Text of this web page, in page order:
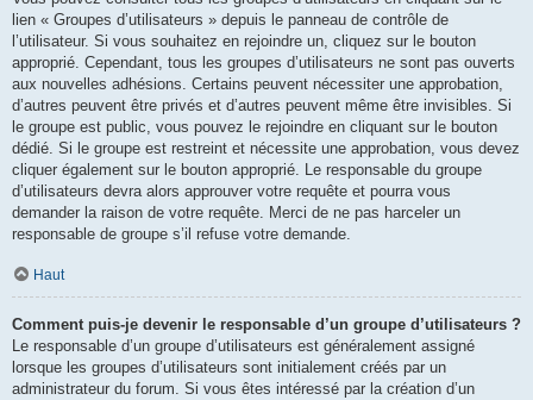
lien « Groupes d’utilisateurs » depuis le panneau de contrôle de
l’utilisateur. Si vous souhaitez en rejoindre un, cliquez sur le bouton
approprié. Cependant, tous les groupes d’utilisateurs ne sont pas ouverts
aux nouvelles adhésions. Certains peuvent nécessiter une approbation,
d’autres peuvent être privés et d’autres peuvent même être invisibles. Si
le groupe est public, vous pouvez le rejoindre en cliquant sur le bouton
dédié. Si le groupe est restreint et nécessite une approbation, vous devez
cliquer également sur le bouton approprié. Le responsable du groupe
d’utilisateurs devra alors approuver votre requête et pourra vous
demander la raison de votre requête. Merci de ne pas harceler un
responsable de groupe s’il refuse votre demande.
Haut
Comment puis-je devenir le responsable d’un groupe d’utilisateurs ?
Le responsable d’un groupe d’utilisateurs est généralement assigné
lorsque les groupes d’utilisateurs sont initialement créés par un
administrateur du forum. Si vous êtes intéressé par la création d’un